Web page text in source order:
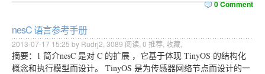
0 Comment
nesC 语言参考手册
2013-07-17 15:25 by Rudrj2, 3089 阅读, 0 推荐, 收藏
摘要：1 简介nesC 是对 C 的扩展 ，它基于体现 TinyOS 的结构化
概念和执行模型而设计。 TinyOS 是为传感器网络节点而设计的一